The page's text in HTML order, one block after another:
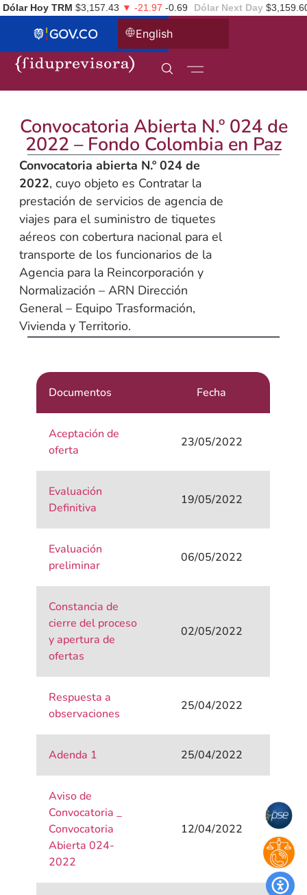
Dólar Hoy TRM $3,157.43 ▼ -21.97 -0.69 Dólar Next Day
English
Convocatoria Abierta N.º 024 de
2022 – Fondo Colombia en Paz
Convocatoria abierta N.º 024 de
2022, cuyo objeto es Contratar la
prestación de servicios de agencia de
viajes para el suministro de tiquetes
aéreos con cobertura nacional para el
transporte de los funcionarios de la
Agencia para la Reincorporación y
Normalización – ARN Dirección
General – Equipo Trasformación,
Vivienda y Territorio.
Documentos Fecha
Aceptación de
oferta
23/05/2022
Evaluación
Definitiva
19/05/2022
Evaluación
preliminar
06/05/2022
Constancia de
cierre del proceso
y apertura de
ofertas
02/05/2022
Respuesta a
observaciones
25/04/2022
Adenda 1 25/04/2022
Aviso de
Convocatoria _
Convocatoria
Abierta 024-
2022
12/04/2022